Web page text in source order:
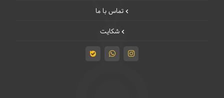
تماس با ما
شکایت